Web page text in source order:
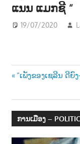
ະ
ຂໍ້
າ
ສ
າ
ນ
ແນນ ແມກຊີ “
19/07/2020
Post
Previous
“ເພັງຂອງເຊລີນ ດີຍົ
ການເມືອງ – POLITIC